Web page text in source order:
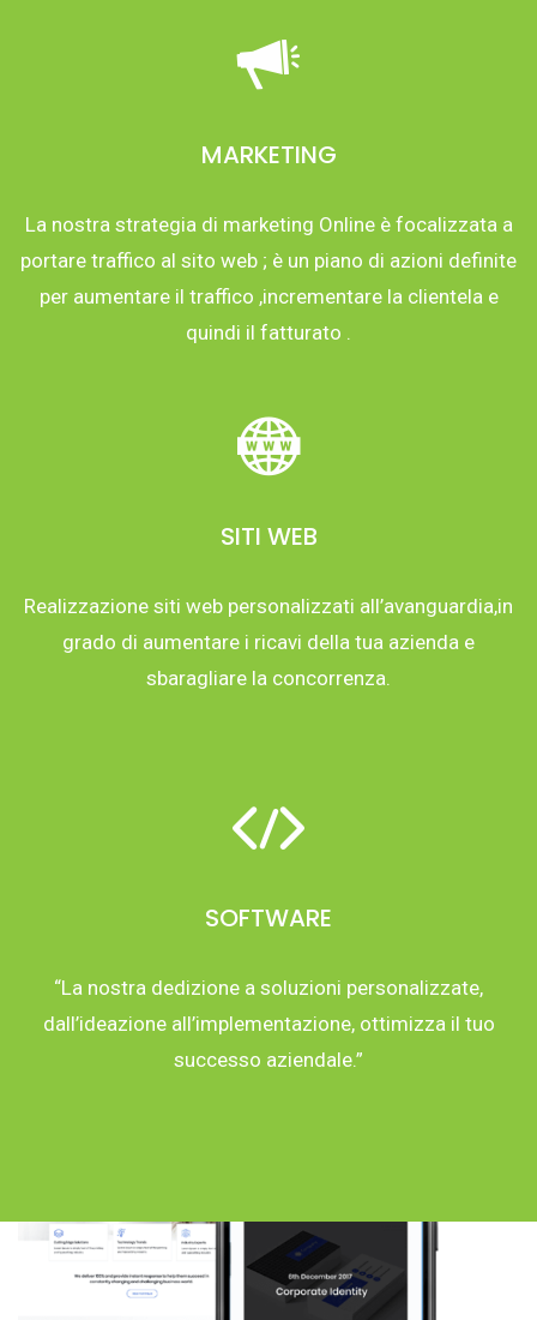
MARKETING
La nostra strategia di marketing Online è focalizzata a
portare traffico al sito web ; è un piano di azioni definite
per aumentare il traffico ,incrementare la clientela e
quindi il fatturato .
SITI WEB
Realizzazione siti web personalizzati all’avanguardia,in
grado di aumentare i ricavi della tua azienda e
sbaragliare la concorrenza.
SOFTWARE
“La nostra dedizione a soluzioni personalizzate,
dall’ideazione all’implementazione, ottimizza il tuo
successo aziendale.”